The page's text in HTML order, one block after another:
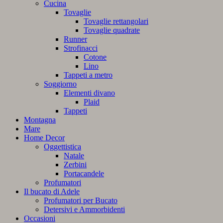
Cucina
Tovaglie
Tovaglie rettangolari
Tovaglie quadrate
Runner
Strofinacci
Cotone
Lino
Tappeti a metro
Soggiorno
Elementi divano
Plaid
Tappeti
Montagna
Mare
Home Decor
Oggettistica
Natale
Zerbini
Portacandele
Profumatori
Il bucato di Adele
Profumatori per Bucato
Detersivi e Ammorbidenti
Occasioni